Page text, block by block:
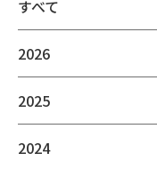
すべて
2026
2025
2024